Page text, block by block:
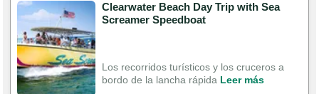
Clearwater Beach Day Trip with Sea
Screamer Speedboat
Los recorridos turísticos y los cruceros a
bordo de la lancha rápida Leer más